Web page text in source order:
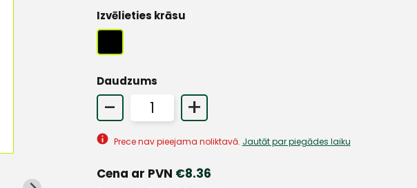
Izvēlieties krāsu
Daudzums
- +
Prece nav pieejama noliktavā. Jautāt par piegādes laiku
Cena ar PVN €8.36